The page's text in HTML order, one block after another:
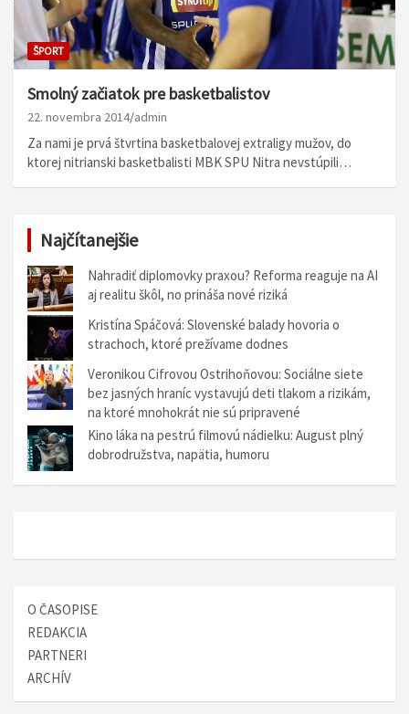
ŠPORT
Smolný začiatok pre basketbalistov
22. novembra 2014 admin
Za nami je prvá štvrtina basketbalovej extraligy mužov, do
ktorej nitrianski basketbalisti MBK SPU Nitra nevstúpili…
Najčítanejšie
Nahradiť diplomovky praxou? Reforma reaguje na AI
aj realitu škôl, no prináša nové riziká
Kristína Spáčová: Slovenské balady hovoria o
strachoch, ktoré prežívame dodnes
Veronikou Cifrovou Ostrihoňovou: Sociálne siete
bez jasných hraníc vystavujú deti tlakom a rizikám,
na ktoré mnohokrát nie sú pripravené
Kino láka na pestrú filmovú nádielku: August plný
dobrodružstva, napätia, humoru
O ČASOPISE
REDAKCIA
PARTNERI
ARCHÍV